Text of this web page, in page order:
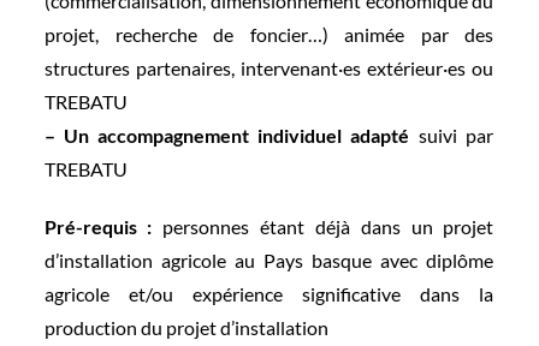
projet, recherche de foncier…) animée par des
structures partenaires, intervenant·es extérieur·es ou
TREBATU
– Un accompagnement individuel adapté suivi par
TREBATU
Pré-requis : personnes étant déjà dans un projet
d’installation agricole au Pays basque avec diplôme
agricole et/ou expérience significative dans la
production du projet d’installation